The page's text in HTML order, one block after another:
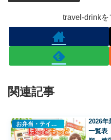
travel-drinkを
関連記事
お弁当・テイクアウト
2026年
一覧表